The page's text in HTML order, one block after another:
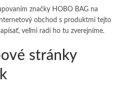
značky HOBO BAG na
obchod s produktmi tejto
, veľmi radi ho tu zverejníme.
stránky